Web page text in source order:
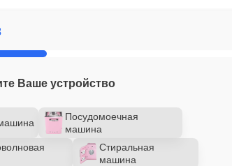
Ваше устройство
Посудомоечная
машина
Стиральная
машина